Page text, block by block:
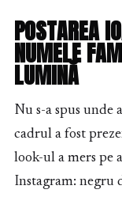
POSTAREA
NUMELE
LUMINĂ
Nu s-a spus unde
cadrul a fost
look-ul a mers pe
Instagram: negru